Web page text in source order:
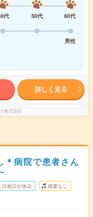
代 50代
60代
男性
詳しく見る
株式会社
＊病院で患者さん
日祝日が休み 残業なし